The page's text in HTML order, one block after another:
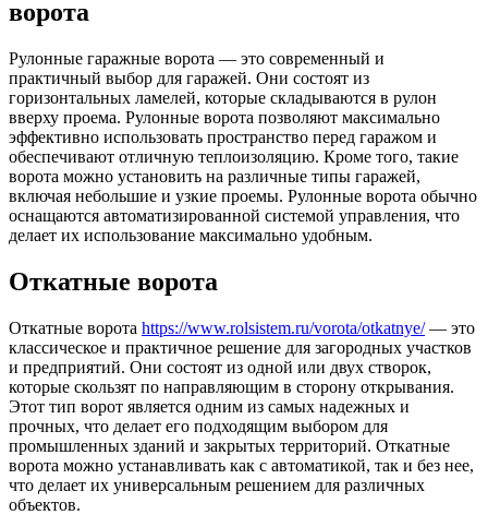
ворота
Рулонные гаражные ворота — это современный и
практичный выбор для гаражей. Они состоят из
горизонтальных ламелей, которые складываются в рулон
вверху проема. Рулонные ворота позволяют максимально
эффективно использовать пространство перед гаражом и
обеспечивают отличную теплоизоляцию. Кроме того, такие
ворота можно установить на различные типы гаражей,
включая небольшие и узкие проемы. Рулонные ворота обычно
оснащаются автоматизированной системой управления, что
делает их использование максимально удобным.
Откатные ворота
Откатные ворота https://www.rolsistem.ru/vorota/otkatnye/— это
классическое и практичное решение для загородных участков
и предприятий. Они состоят из одной или двух створок,
которые скользят по направляющим в сторону открывания.
Этот тип ворот является одним из самых надежных и
прочных, что делает его подходящим выбором для
промышленных зданий и закрытых территорий. Откатные
ворота можно устанавливать как с автоматикой, так и без нее,
что делает их универсальным решением для различных
объектов.